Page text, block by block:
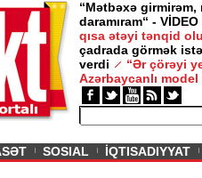
“Mətbəxə girmirəm,
daramıram“ - VİDEO
qısa ətəyi tənqid
çadrada görmək
verdi
“Ər çörəyi
Azərbaycanlı model
SOSIAL İQTISADIYYAT